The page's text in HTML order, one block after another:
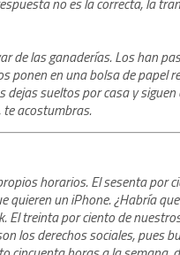
de las ganaderías. Los han
en una bolsa de papel
dejas sueltos por casa y
te acostumbras.
horarios. El sesenta por
un iPhone. ¿Habría
El treinta por ciento de
los derechos sociales, pues